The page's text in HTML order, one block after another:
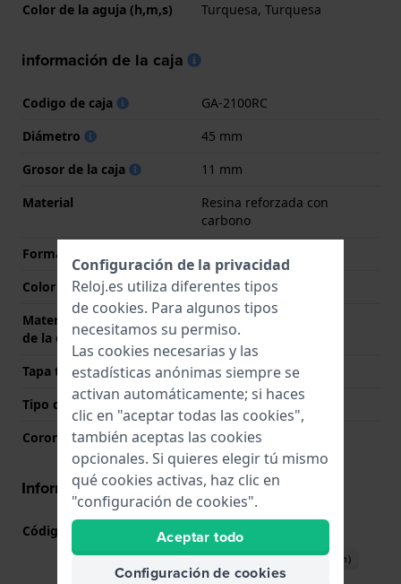
Color de la aguja (h,m,s)
Turquesa, Turquesa
información de la caja
Codigo de caja
GA-2100RC
Diámetro
45 mm
Grosor de la caja
11 mm
Material
Resina reforzada con
carbono
Forma del reloj
Color de la caja
Negro
Material de la parte trasera
de la caja
Acero inoxidable
Tapa trasera
Cerrado con tornillos
Tipo de cristal
Mineral
Corona
N/A
Información del movimiento
Código de Movimiento 5611(Ver especificaciones
Descargar manual (English)
Configuración de la privacidad
Reloj.es utiliza diferentes tipos
de cookies. Para algunos tipos
necesitamos su permiso.
Las cookies necesarias y las
estadísticas anónimas siempre se
activan automáticamente; si haces
clic en "aceptar todas las cookies",
también aceptas las cookies
opcionales. Si quieres elegir tú mismo
qué cookies activas, haz clic en
"configuración de cookies".
Aceptar todo
Configuración de cookies